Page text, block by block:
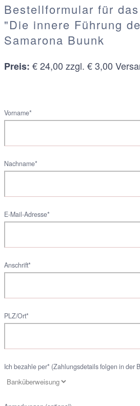
Bestellformular für
"Die innere Führung
Samarona Buunk
Preis: € 24,00 zzgl. € 3,00
Vorname*
Nachname*
E-Mail-Adresse*
Anschrift*
PLZ/Ort*
Ich bezahle per* (Zahlungsdetails folgen in der